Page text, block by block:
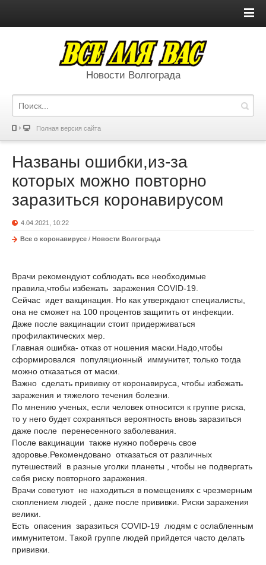
Новости Волгограда
Полная версия сайта
Названы ошибки,из-за
которых можно повторно
заразиться коронавирусом
4.04.2021, 10:22
Все о коронавирусе / Новости Волгограда
Врачи рекомендуют соблюдать все необходимые
правила,чтобы избежать заражения COVID-19.
Сейчас идет вакцинация. Но как утверждают специалисты,
она не сможет на 100 процентов защитить от инфекции.
Даже после вакцинации стоит придерживаться
профилактических мер.
Главная ошибка- отказ от ношения маски.Надо,чтобы
сформировался популяционный иммунитет, только тогда
можно отказаться от маски.
Важно сделать прививку от коронавируса, чтобы избежать
заражения и тяжелого течения болезни.
По мнению ученых, если человек относится к группе риска,
то у него будет сохраняться вероятность вновь заразиться
даже после перенесенного заболевания.
После вакцинации также нужно поберечь свое
здоровье.Рекомендовано отказаться от различных
путешествий в разные уголки планеты , чтобы не подвергать
себя риску повторного заражения.
Врачи советуют не находиться в помещениях с чрезмерным
скоплением людей , даже после прививки. Риски заражения
велики.
Есть опасения заразиться COVID-19 людям с ослабленным
иммунитетом. Такой группе людей прийдется часто делать
прививки.